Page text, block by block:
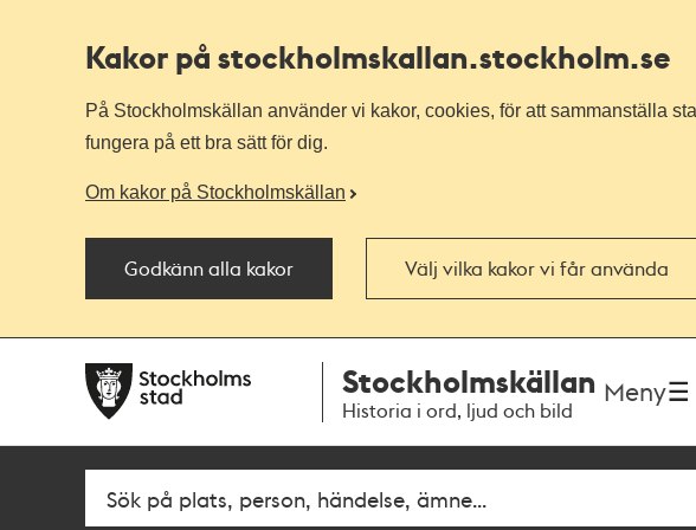
Kakor på stockholmskallan.stockholm.se
På Stockholmskällan använder vi kakor, cookies, för att sammanställa
fungera på ett bra sätt för dig.
Om kakor på Stockholmskällan
Godkänn alla kakor Välj vilka kakor vi får använda
navigationen
huvudinnehållet
Stockholmskällan
Historia i ord, ljud och bild
Meny
Fritextsök